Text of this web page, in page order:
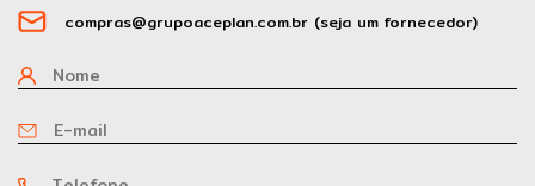
Sou Cliente
compras@grupoaceplan.com.br (seja um fornecedor)